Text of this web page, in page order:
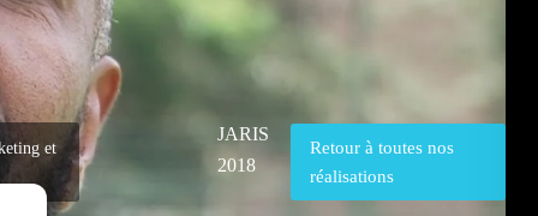
JARIS
2018
Retour à toutes nos
réalisations
et